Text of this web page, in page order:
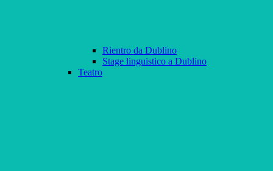
Rientro da Dublino
Stage linguistico a Dublino
Teatro